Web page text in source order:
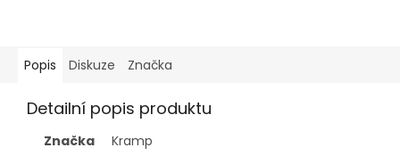
Popis Diskuze Značka
Detailní popis produktu
Značka Kramp